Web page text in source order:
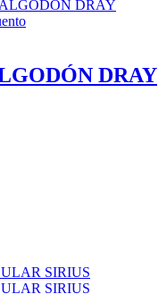
DRAY